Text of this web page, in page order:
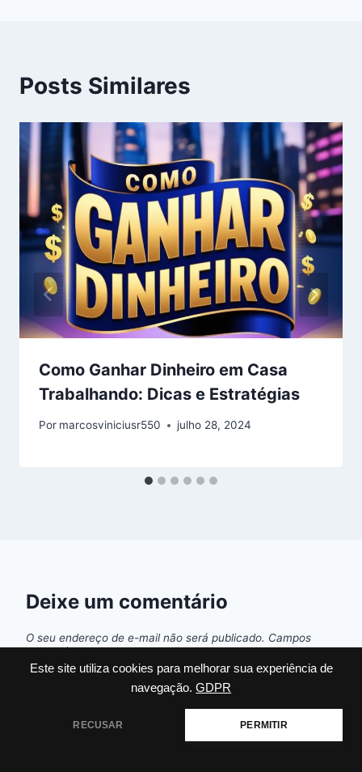
Este site utiliza cookies para melhorar sua experiência de
navegação. GDPR
RECUSAR PERMITIR
Posts Similares
Como Ganhar Dinheiro em Casa
Trabalhando: Dicas e Estratégias
Por marcosviniciusr550 julho 28, 2024
Deixe um comentário
O seu endereço de e-mail não será publicado. Campos
obrigatórios são marcados com*